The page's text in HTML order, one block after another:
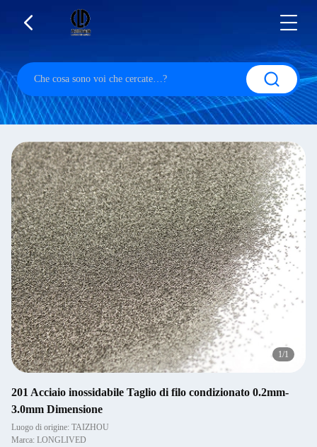
1/1
201 Acciaio inossidabile Taglio di filo condizionato 0.2mm-
3.0mm Dimensione
Luogo di origine: TAIZHOU
Marca: LONGLIVED